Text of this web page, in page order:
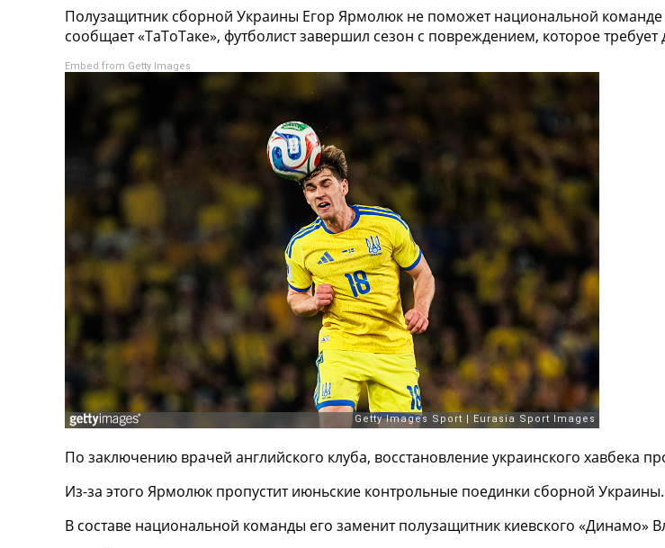
Турниры
Чемпионат Мира
Украина. Премьер-Лига
Украина. Первая Лига
Лига Чемпионов
Англия. Премьер Лига
Испания. Ла Лига
Другие Турниры >>>
Таблицы
Таблицы групп Чемпионата Мира
Украина. Премьер-Лига
Украина. Первая Лига
Лига Чемпионов. Таблицы групп
Англия. Премьер-Лига
Испания. Ла Лига
Все таблицы >>>
Рейтинги
Рейтинг стран УЕФА
Рейтинг клубов УЕФА
Рейтинг ФИФА
ТВ программа
UA
Полузащитник сборной Украины Егор Ярмолюк не поможет национальной
сообщает «ТаТоТаке», футболист завершил сезон с повреждением, которое
Embed from Getty Images
По заключению врачей английского клуба, восстановление украинского хавбека
Из-за этого Ярмолюк пропустит июньские контрольные поединки сборной Украины.
В составе национальной команды его заменит полузащитник киевского «Динамо»